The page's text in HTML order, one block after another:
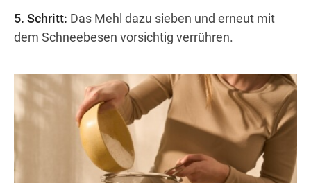
5. Schritt: Das Mehl dazu sieben und erneut mit
dem Schneebesen vorsichtig verrühren.